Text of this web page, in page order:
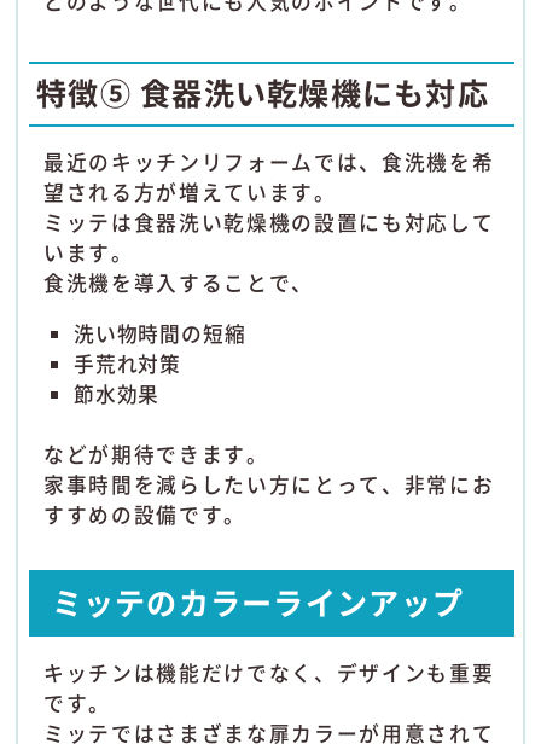
特徴⑤ 食器洗い乾燥機にも対応
最近のキッチンリフォームでは、食洗機を希
望される方が増えています。
ミッテは食器洗い乾燥機の設置にも対応して
います。
食洗機を導入することで、
洗い物時間の短縮
手荒れ対策
節水効果
などが期待できます。
家事時間を減らしたい方にとって、非常にお
すすめの設備です。
ミッテのカラーラインアップ
キッチンは機能だけでなく、デザインも重要
です。
ミッテではさまざまな扉カラーが用意されて